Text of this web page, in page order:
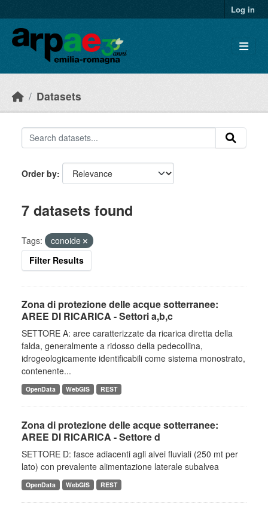
Log in
Datasets
Order by
7 datasets found
Tags:
conoide
Filter Results
Zona di protezione delle acque sotterranee:
AREE DI RICARICA - Settori a,b,c
SETTORE A: aree caratterizzate da ricarica diretta della
falda, generalmente a ridosso della pedecollina,
idrogeologicamente identificabili come sistema monostrato,
contenente...
OpenData WebGIS REST
Zona di protezione delle acque sotterranee:
AREE DI RICARICA - Settore d
SETTORE D: fasce adiacenti agli alvei fluviali (250 mt per
lato) con prevalente alimentazione laterale subalvea
OpenData WebGIS REST